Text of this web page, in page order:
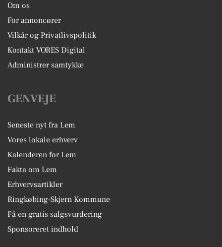
Om os
For annoncører
Vilkår og Privatlivspolitik
Kontakt VORES Digital
Administrer samtykke
GENVEJE
Seneste nyt fra Lem
Vores lokale erhverv
Kalenderen for Lem
Fakta om Lem
Erhvervsartikler
Ringkøbing-Skjern Kommune
Få en gratis salgsvurdering
Sponsoreret indhold